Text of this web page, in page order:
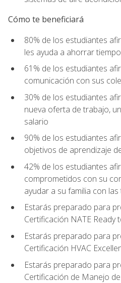
Cómo te beneficiará
80% de los estudiantes
les ayuda a ahorrar
61% de los estudiantes
comunicación con sus
30% de los estudiantes
nueva oferta de trabajo,
salario
90% de los estudiantes
objetivos de aprendizaje
42% de los estudiantes
comprometidos con su
ayudar a su familia con
Estarás preparado para
Certificación NATE Ready
Estarás preparado para
Certificación HVAC
Estarás preparado para
Certificación de Manejo